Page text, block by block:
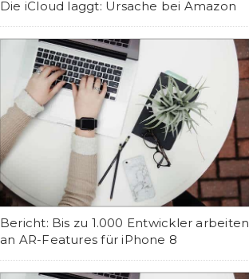
Die iCloud laggt: Ursache bei Amazon
Bericht: Bis zu 1.000 Entwickler arbeiten
an AR-Features für iPhone 8